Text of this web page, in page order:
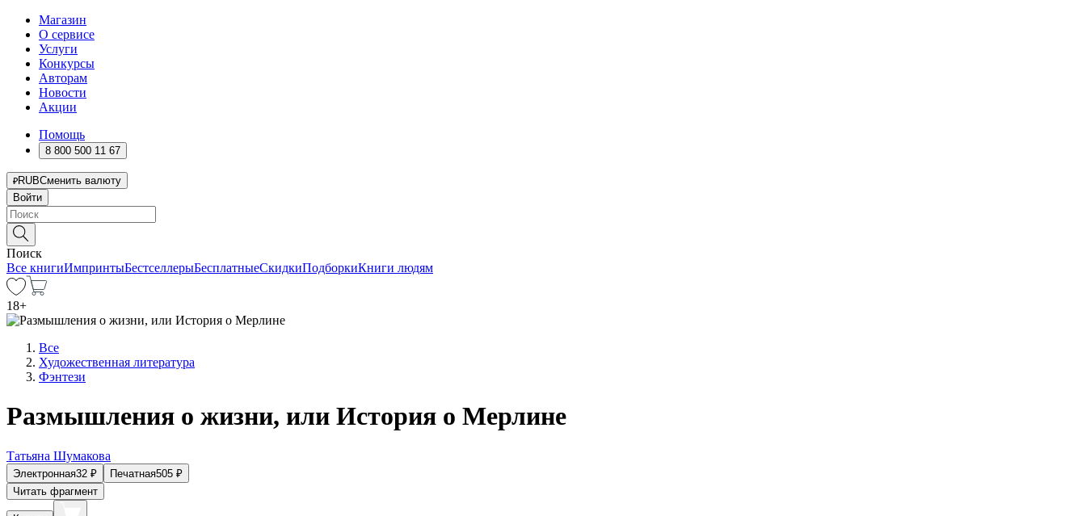
Магазин
О сервисе
Услуги
Конкурсы
Авторам
Новости
Акции
Помощь
8 800 500 11 67
RUBСменить валюту
Войти
Поиск
Все книгиИмпринтыБестселлерыБесплатныеСкидкиПодборкиКниги людям
18+
Все
Художественная литература
Фэнтези
Размышления о жизни, или История о Мерлине
Татьяна Шумакова
Электронная32 ₽ Печатная505 ₽
Читать фрагмент